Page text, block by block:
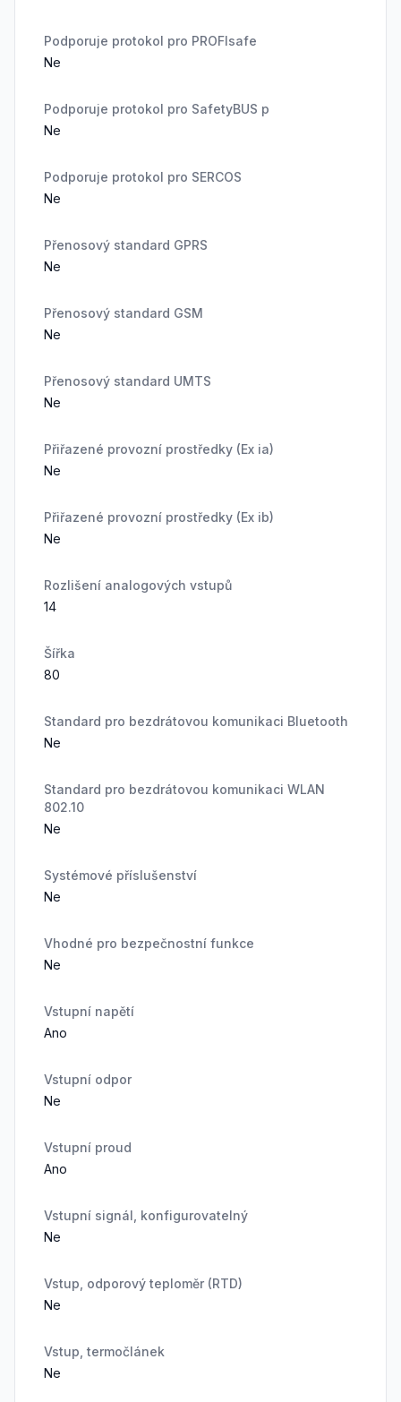
Podporuje protokol pro PROFIsafe
Ne
Podporuje protokol pro SafetyBUS p
Ne
Podporuje protokol pro SERCOS
Ne
Přenosový standard GPRS
Ne
Přenosový standard GSM
Ne
Přenosový standard UMTS
Ne
Přiřazené provozní prostředky (Ex ia)
Ne
Přiřazené provozní prostředky (Ex ib)
Ne
Rozlišení analogových vstupů
14
Šířka
80
Standard pro bezdrátovou komunikaci Bluetooth
Ne
Standard pro bezdrátovou komunikaci WLAN
802.10
Ne
Systémové příslušenství
Ne
Vhodné pro bezpečnostní funkce
Ne
Vstupní napětí
Ano
Vstupní odpor
Ne
Vstupní proud
Ano
Vstupní signál, konfigurovatelný
Ne
Vstup, odporový teploměr (RTD)
Ne
Vstup, termočlánek
Ne